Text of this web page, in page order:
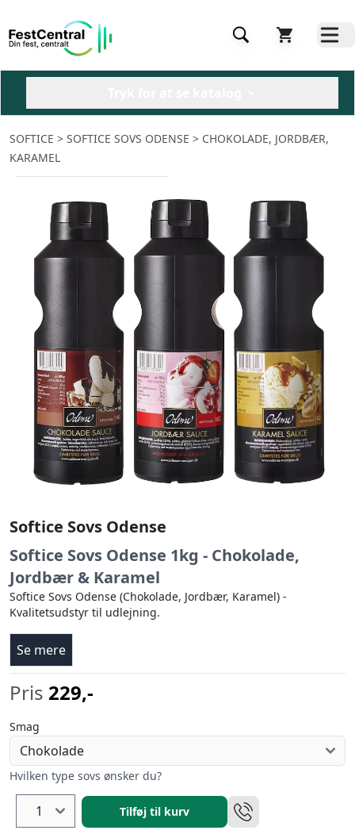
SOFTICE > SOFTICE SOVS ODENSE > CHOKOLADE, JORDBÆR,
KARAMEL
Softice Sovs Odense
Softice Sovs Odense 1kg - Chokolade,
Jordbær & Karamel
Softice Sovs Odense (Chokolade, Jordbær, Karamel) -
Kvalitetsudstyr til udlejning.
Se mere
Pris 229,-
Smag
Hvilken type sovs ønsker du?
Tilføj til kurv